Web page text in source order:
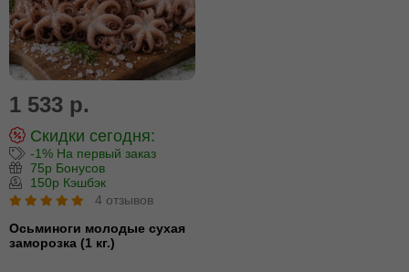
1 533 р.
Скидки сегодня:
-1% На первый заказ
75р Бонусов
150р Кэшбэк
4 отзывов
Осьминоги молодые сухая
заморозка (1 кг.)